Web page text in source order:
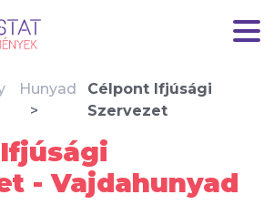
Hunyad
Célpont Ifjúsági
Szervezet
- Vajdahunyad